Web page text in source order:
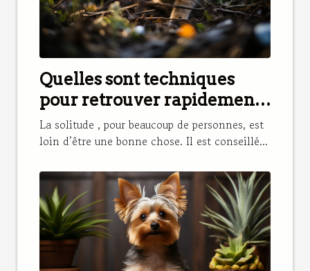
Quelles sont techniques
pour retrouver rapidement
son chat perdu ?
La solitude , pour beaucoup de personnes, est
loin d’être une bonne chose. Il est conseillé...